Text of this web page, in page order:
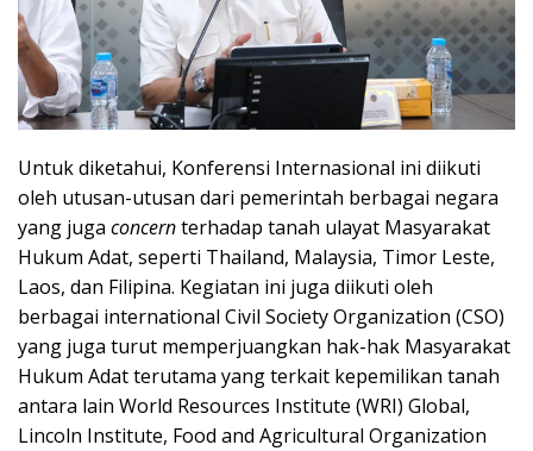
Untuk diketahui, Konferensi Internasional ini diikuti
oleh utusan-utusan dari pemerintah berbagai negara
yang juga concernterhadap tanah ulayat Masyarakat
Hukum Adat, seperti Thailand, Malaysia, Timor Leste,
Laos, dan Filipina. Kegiatan ini juga diikuti oleh
berbagai international Civil Society Organization (CSO)
yang juga turut memperjuangkan hak-hak Masyarakat
Hukum Adat terutama yang terkait kepemilikan tanah
antara lain World Resources Institute (WRI) Global,
Lincoln Institute, Food and Agricultural Organization